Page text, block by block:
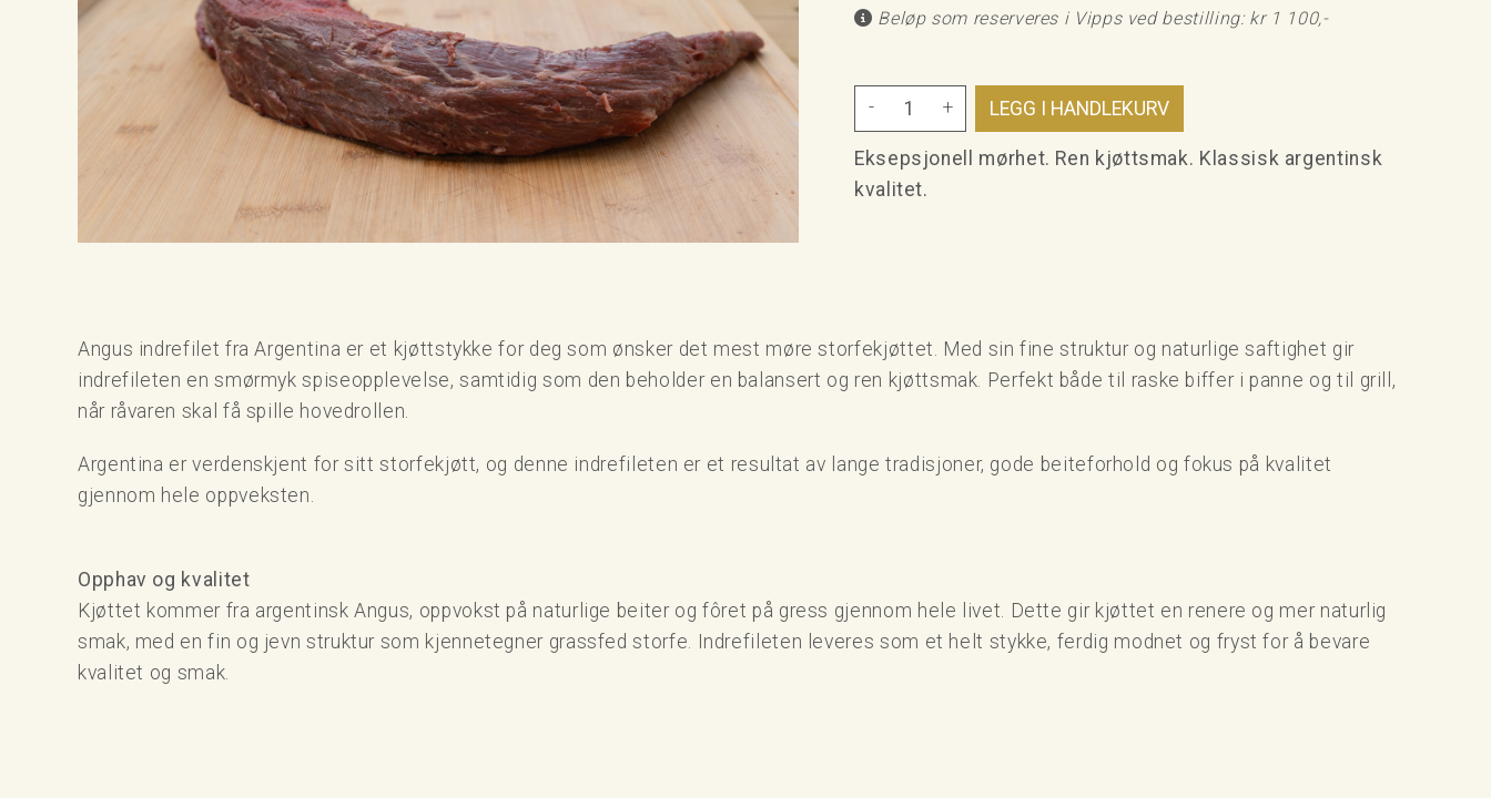
Beløp som reserveres i Vipps ved bestilling: kr 1 100,-
- +
Eksepsjonell mørhet. Ren kjøttsmak. Klassisk argentinsk
kvalitet.
Angus indrefilet fra Argentina er et kjøttstykke for deg som ønsker det mest møre storfekjøttet. Med sin fine struktur og naturlige saftighet gir
indrefileten en smørmyk spiseopplevelse, samtidig som den beholder en balansert og ren kjøttsmak. Perfekt både til raske biffer i panne og til grill,
når råvaren skal få spille hovedrollen.
Argentina er verdenskjent for sitt storfekjøtt, og denne indrefileten er et resultat av lange tradisjoner, gode beiteforhold og fokus på kvalitet
gjennom hele oppveksten.
Opphav og kvalitet
Kjøttet kommer fra argentinsk Angus, oppvokst på naturlige beiter og fôret på gress gjennom hele livet. Dette gir kjøttet en renere og mer naturlig
smak, med en fin og jevn struktur som kjennetegner grassfed storfe. Indrefileten leveres som et helt stykke, ferdig modnet og fryst for å bevare
kvalitet og smak.